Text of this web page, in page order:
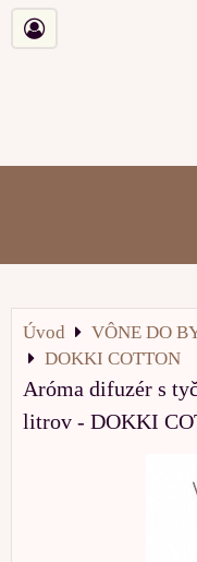
Úvod VÔNE DO
DOKKI COTTON
Aróma difuzér s
litrov - DOKKI